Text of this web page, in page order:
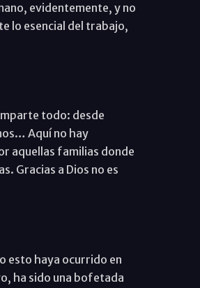
evidentemente, y no
lo esencial del trabajo,
todo: desde
Aquí no hay
aquellas familias donde
Gracias a Dios no es
esto haya ocurrido en
ha sido una bofetada